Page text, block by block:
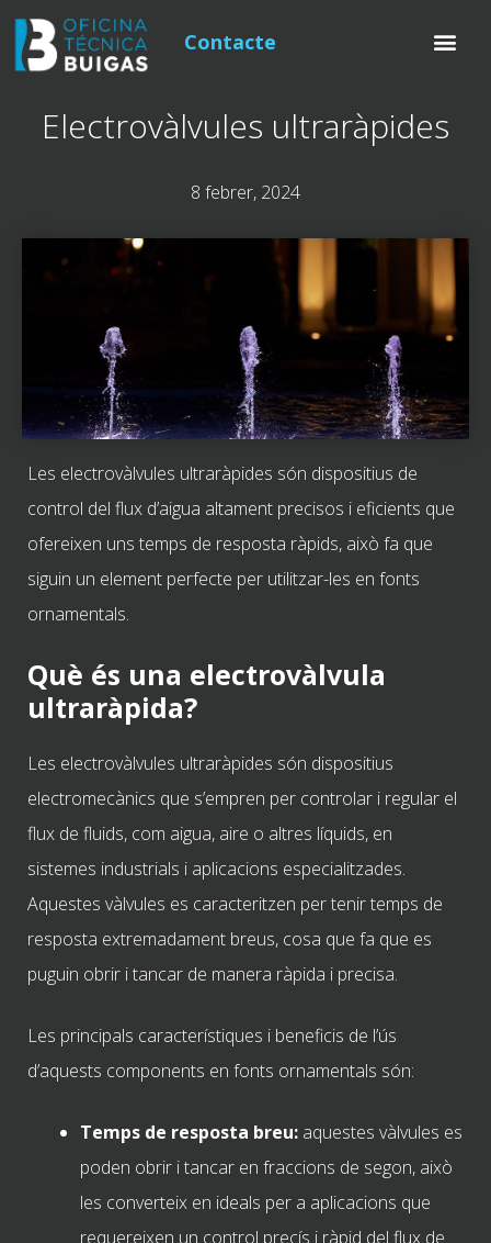
Contacte
Electrovàlvules ultraràpides
8 febrer, 2024
Les electrovàlvules ultraràpides són dispositius de
control del flux d’aigua altament precisos i eficients que
ofereixen uns temps de resposta ràpids, això fa que
siguin un element perfecte per utilitzar-les en fonts
ornamentals.
Què és una electrovàlvula
ultraràpida?
Les electrovàlvules ultraràpides són dispositius
electromecànics que s’empren per controlar i regular el
flux de fluids, com aigua, aire o altres líquids, en
sistemes industrials i aplicacions especialitzades.
Aquestes vàlvules es caracteritzen per tenir temps de
resposta extremadament breus, cosa que fa que es
puguin obrir i tancar de manera ràpida i precisa.
Les principals característiques i beneficis de l’ús
d’aquests components en fonts ornamentals són:
Temps de resposta breu: aquestes vàlvules es
poden obrir i tancar en fraccions de segon, això
les converteix en ideals per a aplicacions que
requereixen un control precís i ràpid del flux de